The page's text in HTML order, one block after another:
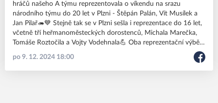
hráčů našeho A týmu reprezentovala o víkendu na srazu
národního týmu do 20 let v Plzni - Štěpán Palán, Vít Musílek a
Jan Pilař🦔💙 Stejně tak se v Plzni sešla i reprezentace do 16 let,
včetně tří heřmanoměsteckých dorostenců, Michala Marečka,
Tomáše Roztočila a Vojty Vodehnala💪 Oba reprezentační výběry
hráčům přejeme, aby se ve finálních nominacích našli!🍀
po 9. 12. 2024 18:00